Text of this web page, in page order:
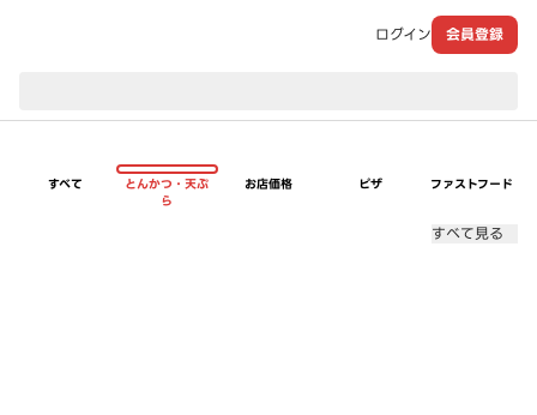
ログイン 会員登録
すべて
とんかつ・天ぷ
ら
お店価格 ピザ ファストフード
すべて見る